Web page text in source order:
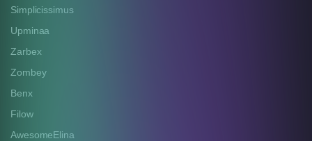
Simplicissimus
Upminaa
Zarbex
Zombey
Benx
Filow
AwesomeElina